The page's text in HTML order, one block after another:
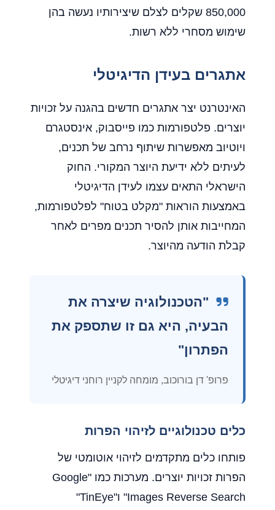
850,000 שקלים לצלם שיצירותיו נעשה בהן
שימוש מסחרי ללא רשות.
אתגרים בעידן הדיגיטלי
האינטרנט יצר אתגרים חדשים בהגנה על זכויות
יוצרים. פלטפורמות כמו פייסבוק, אינסטגרם
ויוטיוב מאפשרות שיתוף נרחב של תכנים,
לעיתים ללא ידיעת היוצר המקורי. החוק
הישראלי התאים עצמו לעידן הדיגיטלי
באמצעות הוראות "מקלט בטוח" לפלטפורמות,
המחייבות אותן להסיר תכנים מפרים לאחר
קבלת הודעה מהיוצר.
"הטכנולוגיה שיצרה את
הבעיה, היא גם זו שתספק את
הפתרון"
פרופ' דן בורוכוב, מומחה לקניין רוחני דיגיטלי
כלים טכנולוגיים לזיהוי הפרות
פותחו כלים מתקדמים לזיהוי אוטומטי של
הפרות זכויות יוצרים. מערכות כמו "Google
Images Reverse Search" ו"TinEye"